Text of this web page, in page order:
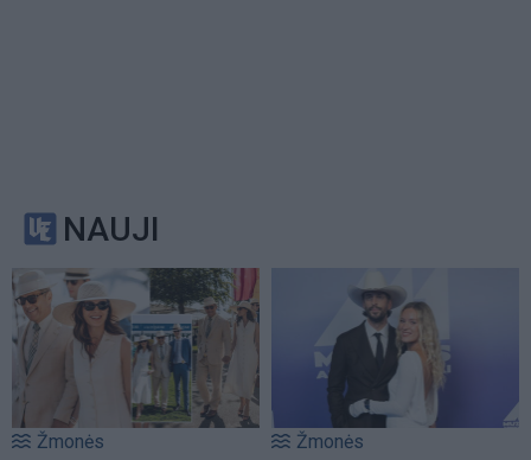
NAUJI
Žmonės Žmonės